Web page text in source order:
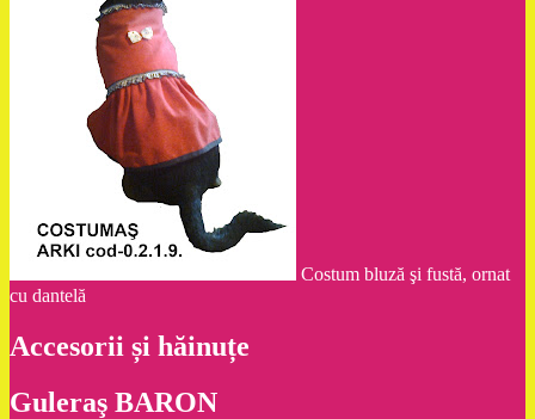
Costum bluză şi fustă, ornat
cu dantelă
Accesorii și hăinuțe
Guleraş BARON